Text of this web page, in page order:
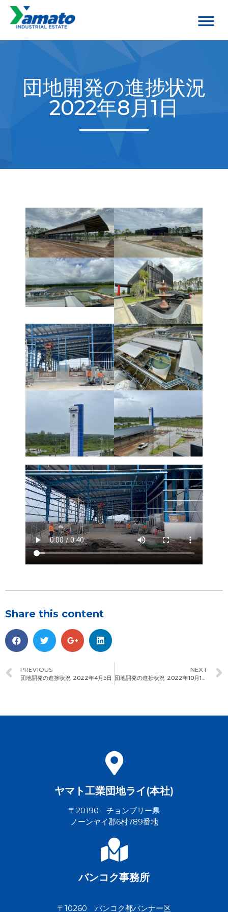
団地開発の進捗状況
2022年8月1日
Share this content
PREVIOUS
団地開発の進捗状況 2022年4月5日
NEXT
団地開発の進捗状況 2022年10月15日
ヤマト工業団地ライ(本社)
〒20190 チョンブリー県
ノーンヤイ郡6村789番地
バンコク事務所
〒10260 バンコク都バンナー区